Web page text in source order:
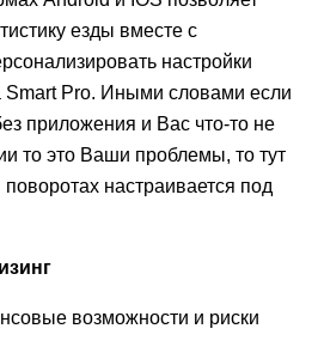
езды вместе с
настройки
Smart Pro. Иными словами если
приложения и Вас что-то не
то это Ваши проблемы, то тут
настраивается под
возможности и риски